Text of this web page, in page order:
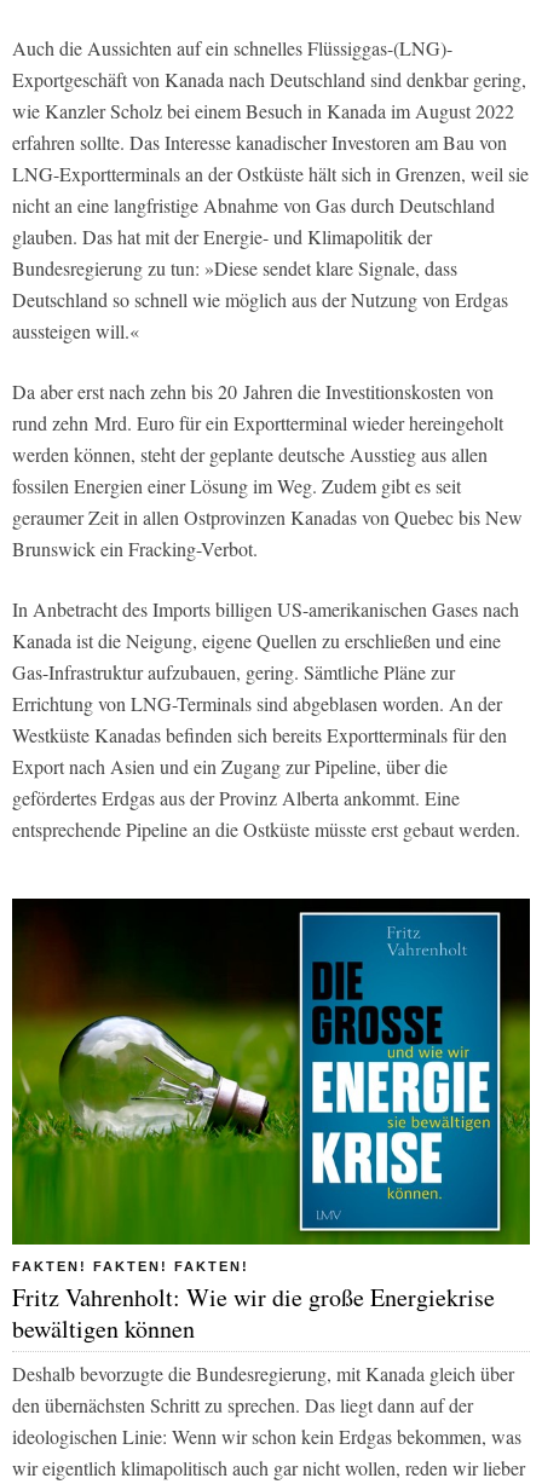
Auch die Aussichten auf ein schnelles Flüssiggas-(LNG)-
Exportgeschäft von Kanada nach Deutschland sind denkbar gering,
wie Kanzler Scholz bei einem Besuch in Kanada im August 2022
erfahren sollte. Das Interesse kanadischer Investoren am Bau von
LNG-Exportterminals an der Ostküste hält sich in Grenzen, weil sie
nicht an eine langfristige Abnahme von Gas durch Deutschland
glauben. Das hat mit der Energie- und Klimapolitik der
Bundesregierung zu tun: »Diese sendet klare Signale, dass
Deutschland so schnell wie möglich aus der Nutzung von Erdgas
aussteigen will.«
Da aber erst nach zehn bis 20 Jahren die Investitionskosten von
rund zehn Mrd. Euro für ein Exportterminal wieder hereingeholt
werden können, steht der geplante deutsche Ausstieg aus allen
fossilen Energien einer Lösung im Weg. Zudem gibt es seit
geraumer Zeit in allen Ostprovinzen Kanadas von Quebec bis New
Brunswick ein Fracking-Verbot.
In Anbetracht des Imports billigen US-amerikanischen Gases nach
Kanada ist die Neigung, eigene Quellen zu erschließen und eine
Gas-Infrastruktur aufzubauen, gering. Sämtliche Pläne zur
Errichtung von LNG-Terminals sind abgeblasen worden. An der
Westküste Kanadas befinden sich bereits Exportterminals für den
Export nach Asien und ein Zugang zur Pipeline, über die
gefördertes Erdgas aus der Provinz Alberta ankommt. Eine
entsprechende Pipeline an die Ostküste müsste erst gebaut werden.
FAKTEN! FAKTEN! FAKTEN!
Fritz Vahrenholt: Wie wir die große Energiekrise
bewältigen können
Deshalb bevorzugte die Bundesregierung, mit Kanada gleich über
den übernächsten Schritt zu sprechen. Das liegt dann auf der
ideologischen Linie: Wenn wir schon kein Erdgas bekommen, was
wir eigentlich klimapolitisch auch gar nicht wollen, reden wir lieber